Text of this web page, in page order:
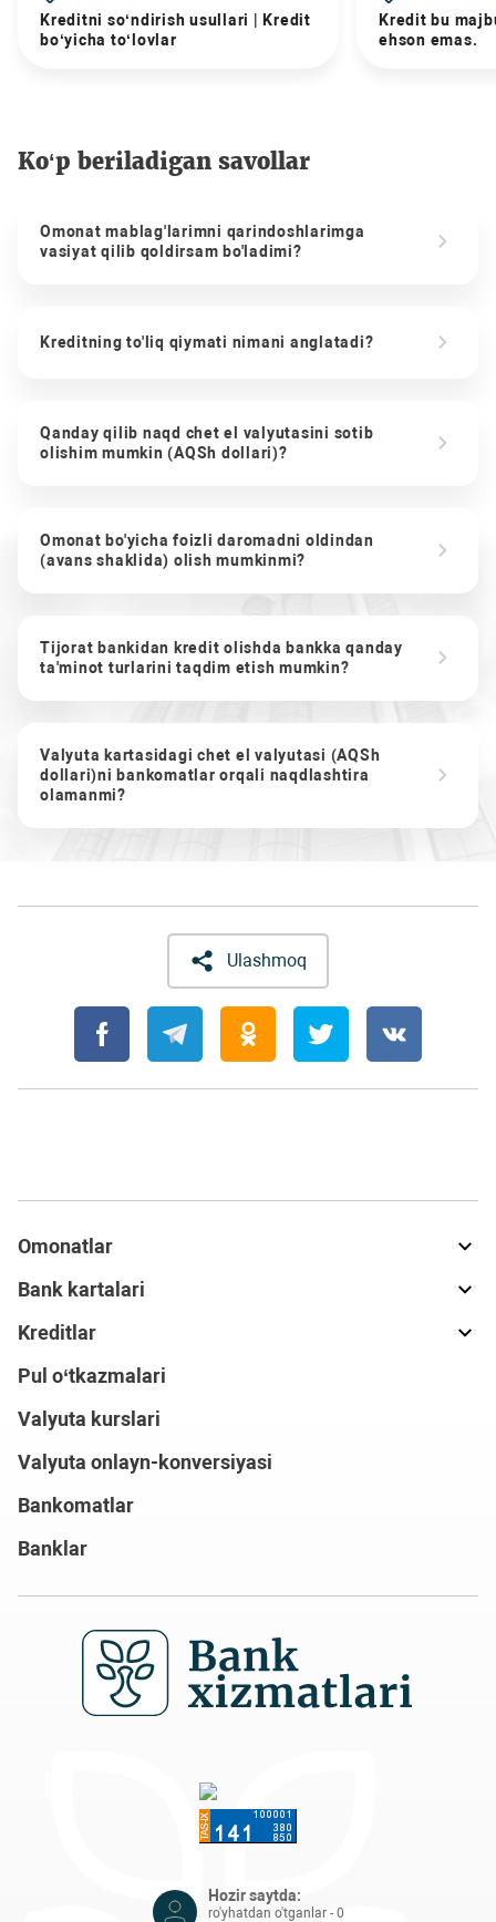
Kreditni so‘ndirish usullari | Kredit
bo‘yicha to‘lovlar
Kredit bu
ehson emas.
Ko‘p beriladigan savollar
Omonat mablag'larimni qarindoshlarimga
vasiyat qilib qoldirsam bo'ladimi?
Kreditning to'liq qiymati nimani anglatadi?
Qanday qilib naqd chet el valyutasini sotib
olishim mumkin (AQSh dollari)?
Omonat bo'yicha foizli daromadni oldindan
(avans shaklida) olish mumkinmi?
Tijorat bankidan kredit olishda bankka qanday
ta'minot turlarini taqdim etish mumkin?
Valyuta kartasidagi chet el valyutasi (AQSh
dollari)ni bankomatlar orqali naqdlashtira
olamanmi?
Ulashmoq
Omonatlar
Bank kartalari
Kreditlar
Pul o‘tkazmalari
Valyuta kurslari
Valyuta onlayn-konversiyasi
Bankomatlar
Banklar
Hozir saytda:
ro'yhatdan o'tganlar - 0